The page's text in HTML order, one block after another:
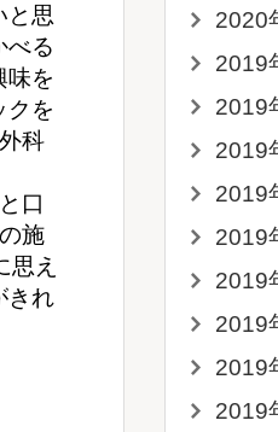
と思
べる
味を
クを
科
口
施
思え
きれ
2020
2019
2019
2019
2019
2019
2019
2019
2019
2019